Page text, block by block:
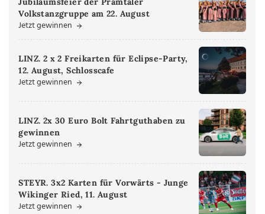
Volkstanzgruppe am 22. August
Jetzt gewinnen
LINZ. 2 x 2 Freikarten für Eclipse-Party,
12. August, Schlosscafe
Jetzt gewinnen
LINZ. 2x 30 Euro Bolt Fahrtguthaben zu
gewinnen
Jetzt gewinnen
STEYR. 3x2 Karten für Vorwärts - Junge
Wikinger Ried, 11. August
Jetzt gewinnen